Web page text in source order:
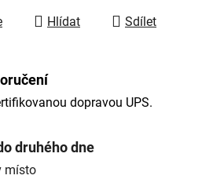
Hlídat Sdílet
dopravou UPS.
druhého dne
místo